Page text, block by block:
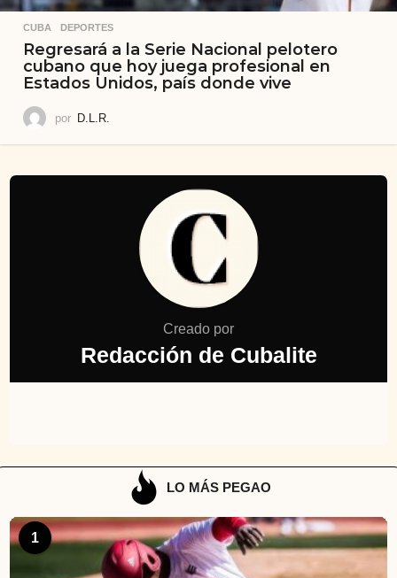
CUBA ,DEPORTES
Regresará a la Serie Nacional pelotero
cubano que hoy juega profesional en
Estados Unidos, país donde vive
por D.L.R.
Creado por
Redacción de Cubalite
LO MÁS PEGAO
1